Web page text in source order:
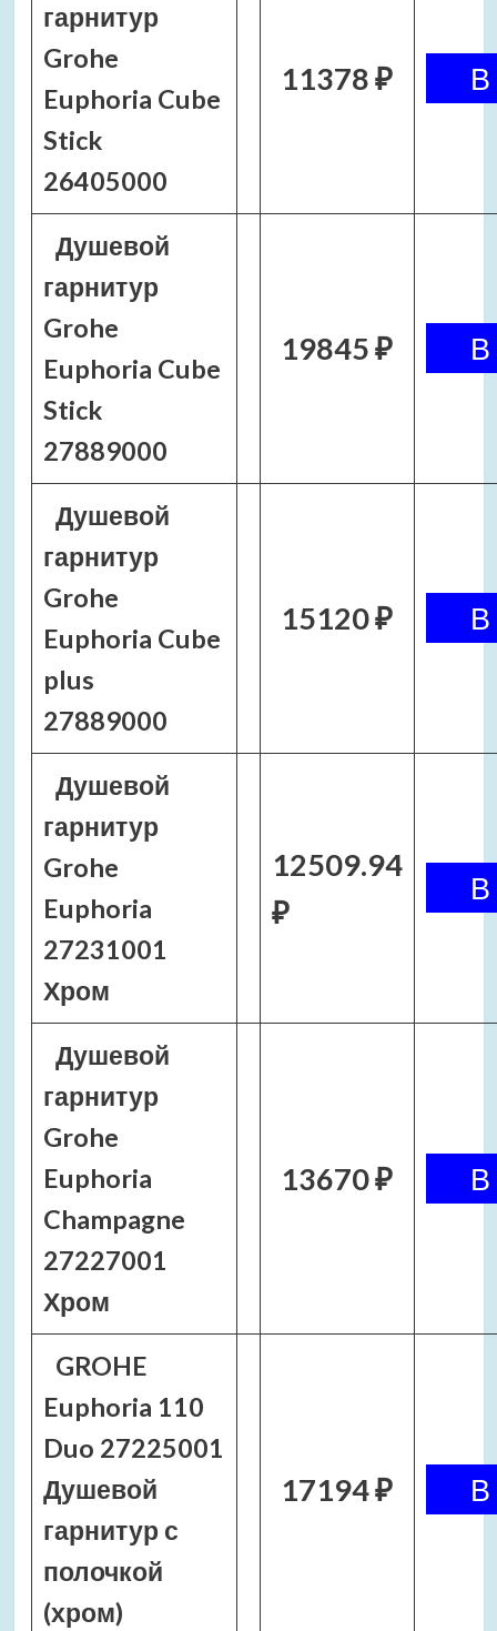
гарнитур
Grohe
Euphoria Cube
Stick
26405000
11378 ₽
Душевой
гарнитур
Grohe
Euphoria Cube
Stick
27889000
19845 ₽
Душевой
гарнитур
Grohe
Euphoria Cube
plus
27889000
15120 ₽
Душевой
гарнитур
Grohe
Euphoria
27231001
Хром
12509.94
₽
Душевой
гарнитур
Grohe
Euphoria
Champagne
27227001
Хром
13670 ₽
GROHE
Euphoria 110
Duo 27225001
Душевой
гарнитур с
полочкой
(хром)
17194 ₽